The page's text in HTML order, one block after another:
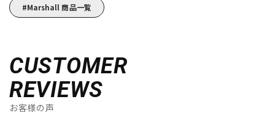
Marshall 商品一覧
CUSTOMER
REVIEWS
お客様の声